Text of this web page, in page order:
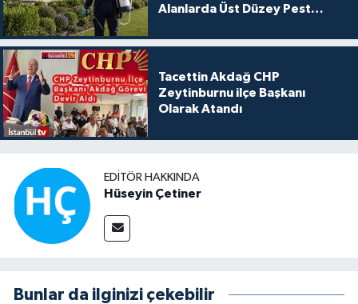
Alanlarda Üst Düzey Pest
Tacettin Akdağ CHP
Zeytinburnu ilçe Başkanı
Olarak Atandı
EDITÖR HAKKINDA
Hüseyin Çetiner
Bunlar da ilginizi çekebilir